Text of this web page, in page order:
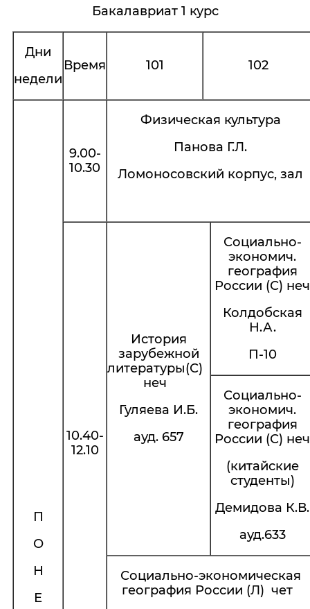
Бакалавриат 1 курс
Дни
недели
Время 101 102
П
О
Н
Е
9.00-
10.30
Физическая культура
Панова Г.Л.
Ломоносовский корпус, зал
10.40-
12.10
История
зарубежной
литературы(С)
неч
Гуляева И.Б.
ауд. 657
Социально-
экономич.
география
России (С) неч
Колдобская
Н.А.
П-10
Социально-
экономич.
география
России (С) неч
(китайские
студенты)
Демидова К.В.
ауд.633
Социально-экономическая
география России (Л) чет